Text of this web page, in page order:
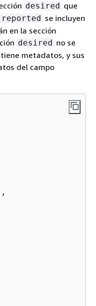
desired que
reported se incluyen
en la sección
desired no se
metadatos, y sus
del campo
,